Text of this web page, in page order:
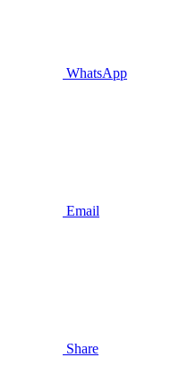
WhatsApp
Email
Share